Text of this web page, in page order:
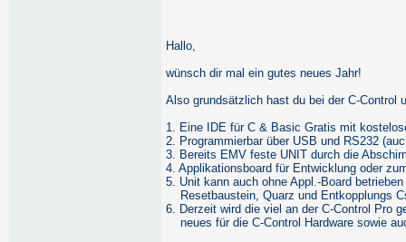
Hallo,
wünsch dir mal ein gutes neues Jahr!
Also grundsätzlich hast du bei der C-Control
1. Eine IDE für C & Basic Gratis mit
2. Programmierbar über USB und RS232
3. Bereits EMV feste UNIT durch die
4. Applikationsboard für Entwicklung oder
5. Unit kann auch ohne Appl.-Board
Resetbaustein, Quarz und Entkopplungs
6. Derzeit wird die viel an der C-Control Pro
neues für die C-Control Hardware sowie